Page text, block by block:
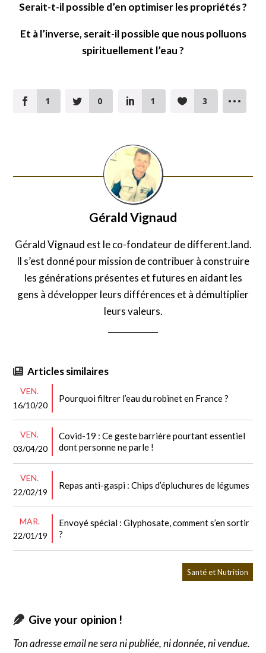
Serait-t-il possible d’en optimiser les propriétés ?
Et à l’inverse, serait-il possible que nous polluons
spirituellement l’eau ?
1 0 1 3
Gérald Vignaud
Gérald Vignaud est le co-fondateur de different.land.
Il s’est donné pour mission de contribuer à construire
les générations présentes et futures en aidant les
gens à développer leurs différences et à démultiplier
leurs valeurs.
Articles similaires
VEN.
16/10/20
Pourquoi filtrer l’eau du robinet en France ?
VEN.
03/04/20
Covid-19 : Ce geste barrière pourtant essentiel
dont personne ne parle !
VEN.
22/02/19
Repas anti-gaspi : Chips d’épluchures de légumes
MAR.
22/01/19
Envoyé spécial : Glyphosate, comment s’en sortir
?
Santé et Nutrition
Give your opinion !
Ton adresse email ne sera ni publiée, ni donnée, ni vendue.